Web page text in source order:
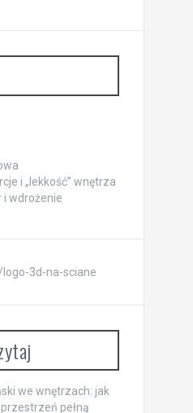
i „lekkość” wnętrza
i wdrożenie
3d-na-sciane
we wnętrzach: jak
pełną